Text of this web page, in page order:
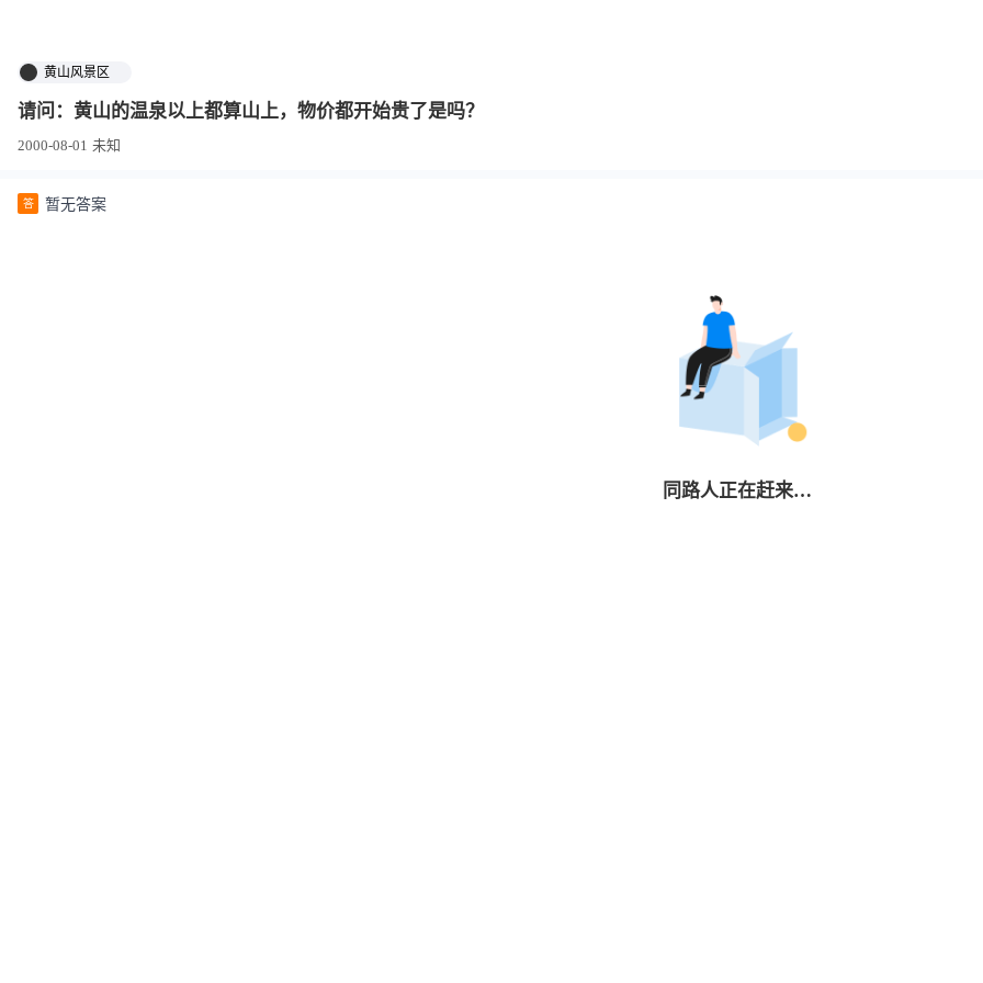
黄山风景区
请问：黄山的温泉以上都算山上，物价都开始贵了是吗？
2000-08-01 未知
答 暂无答案
同路人正在赶来…